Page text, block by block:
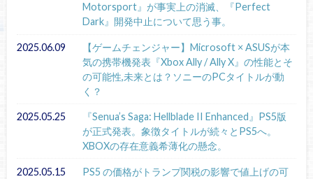
Motorsport』が事実上の消滅、『Perfect
Dark』開発中止について思う事。
2025.06.09
【ゲームチェンジャー】Microsoft × ASUSが本
気の携帯機発表『Xbox Ally / Ally X』の性能とそ
の可能性,未来とは？ソニーのPCタイトルが動
く？
2025.05.25
『Senua’s Saga: Hellblade II Enhanced』PS5版
が正式発表。象徴タイトルが続々とPS5へ。
XBOXの存在意義希薄化の懸念。
2025.05.15
PS5 の価格がトランプ関税の影響で値上げの可